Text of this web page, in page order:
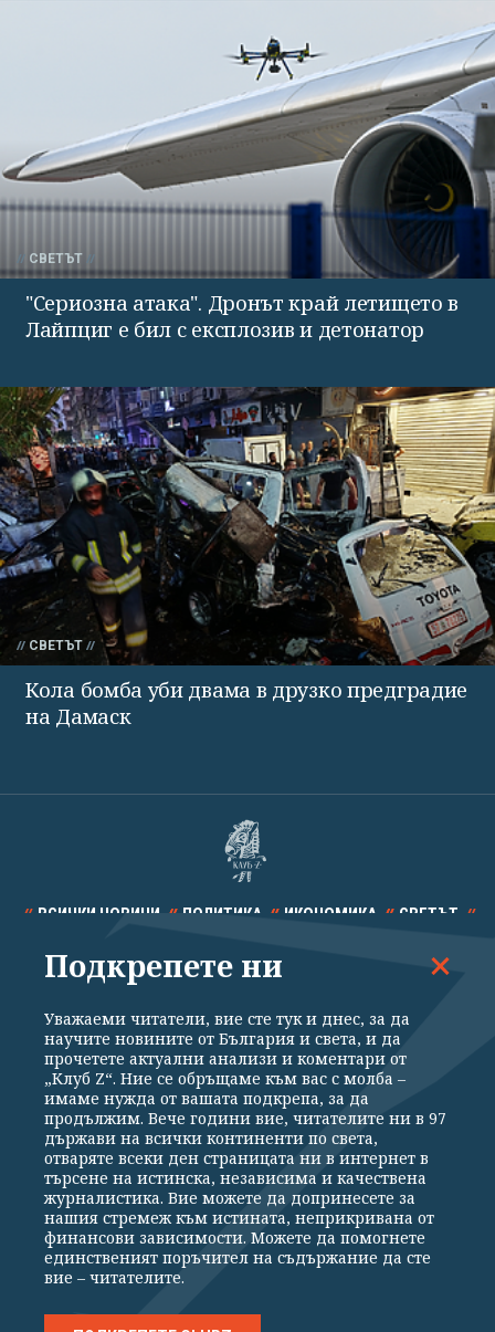
СВЕТЪТ
"Сериозна атака". Дронът край летището в
Лайпциг е бил с експлозив и детонатор
СВЕТЪТ
Кола бомба уби двама в друзко предградие
на Дамаск
ВСИЧКИ НОВИНИ ПОЛИТИКА ИКОНОМИКА СВЕТЪТ
СПОРТ КУЛТУРА ТЕХНОЛОГИИ КАЛЕЙДОСКОП
Общи условия
Политика за поверителност
Реклама
Партньори Контакти
За Клуб Z
Екип
Подкрепете ни
Издател на www.clubz.bg е „Клуб Зебра Медия“ ЕООД, София, ул. "Алеко
Константинов" 3. Всички права запазени 2026 „Клуб Зебра Медия“
Препечатването на материали, снимки и видео от www.clubz.bg без
Подкрепете ни
Уважаеми читатели, вие сте тук и днес, за да
научите новините от България и света, и да
прочетете актуални анализи и коментари от
„Клуб Z“. Ние се обръщаме към вас с молба –
имаме нужда от вашата подкрепа, за да
продължим. Вече години вие, читателите ни в 97
държави на всички континенти по света,
отваряте всеки ден страницата ни в интернет в
търсене на истинска, независима и качествена
журналистика. Вие можете да допринесете за
нашия стремеж към истината, неприкривана от
финансови зависимости. Можете да помогнете
единственият поръчител на съдържание да сте
вие – читателите.